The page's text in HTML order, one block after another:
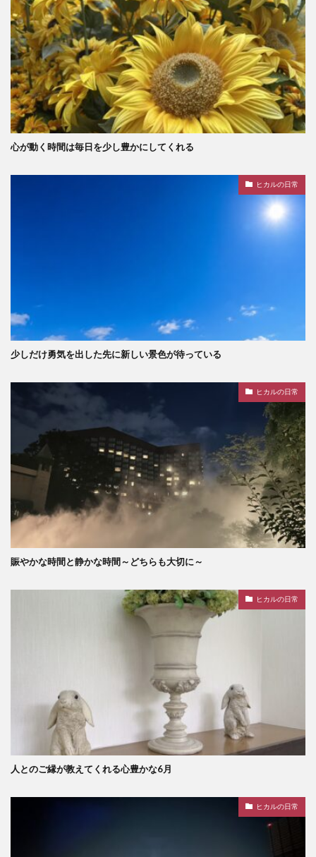
心が動く時間は毎日を少し豊かにしてくれる
ヒカルの日常
少しだけ勇気を出した先に新しい景色が待っている
ヒカルの日常
賑やかな時間と静かな時間～どちらも大切に～
ヒカルの日常
人とのご縁が教えてくれる心豊かな6月
ヒカルの日常